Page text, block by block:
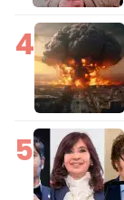
4
5